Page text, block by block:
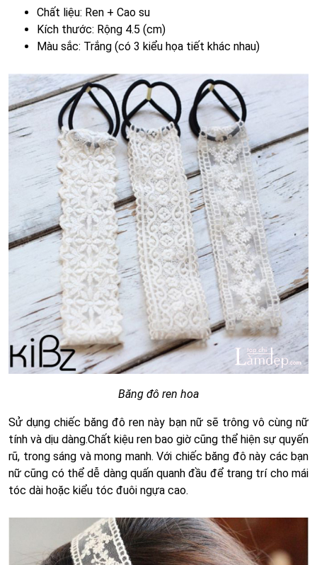
Chất liệu: Ren + Cao su
Kích thước: Rộng 4.5 (cm)
Màu sắc: Trắng (có 3 kiểu họa tiết khác nhau)
Băng đô ren hoa
Sử dụng chiếc băng đô ren này bạn nữ sẽ trông vô cùng nữ
tính và dịu dàng.Chất kiệu ren bao giờ cũng thể hiện sự quyến
rũ, trong sáng và mong manh. Với chiếc băng đô này các bạn
nữ cũng có thể dễ dàng quấn quanh đầu để trang trí cho mái
tóc dài hoặc kiểu tóc đuôi ngựa cao.